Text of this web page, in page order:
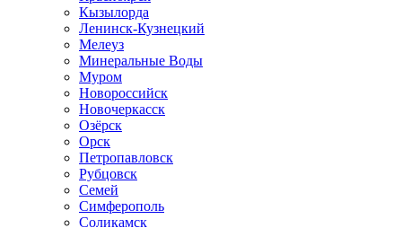
Кызылорда
Ленинск-Кузнецкий
Мелеуз
Минеральные Воды
Муром
Новороссийск
Новочеркасск
Озёрск
Орск
Петропавловск
Рубцовск
Семей
Симферополь
Соликамск